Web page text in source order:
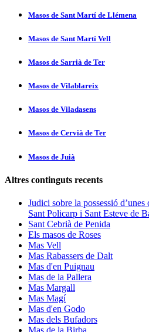
Masos de Sant Martí­ de Llémena
Masos de Sant Martí­ Vell
Masos de Sarrià de Ter
Masos de Vilablareix
Masos de Viladasens
Masos de Cervià de Ter
Masos de Juià
Altres continguts recents
Judici sobre la possessió
Sant Policarp i Sant Esteve de
Sant Cebrià de Penida
Els masos de Roses
Mas Vell
Mas Rabassers de Dalt
Mas d'en Puignau
Mas de la Pallera
Mas Margall
Mas Magí
Mas d'en Godo
Mas dels Bufadors
Mas de la Birba